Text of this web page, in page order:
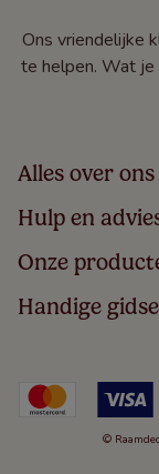
Ons vriendelijke
te helpen. Wat
Alles over ons
Home
Over
Bestellen
Winacties
Veelgestelde
Hulp en
Volg Je
Levering
5 Jaar Garantie
Algemene
Kindveiligheid
Cookies
Onze
Houten
Rolgordijnen
Verticale
Duo Rolgordijnen
Duo
Handige
Meten Voor
Badkamer
Slaapkamer
Keuken
De Jaloezieën
©